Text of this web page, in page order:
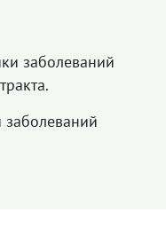
заболеваний
заболеваний